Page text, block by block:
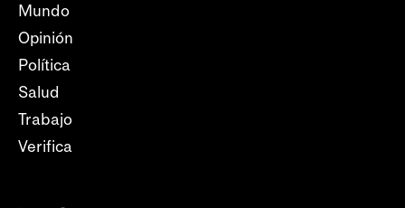
Mundo
Opinión
Política
Salud
Trabajo
Verifica